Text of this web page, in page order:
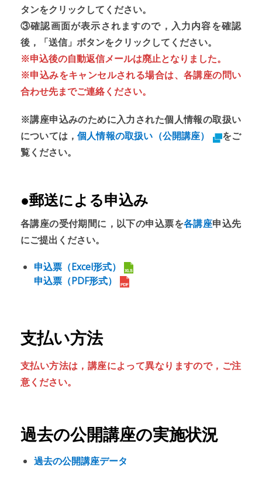
タンをクリックしてください。
③確認画面が表示されますので，入力内容を確認
後，「送信」ボタンをクリックしてください。
※申込後の自動返信メールは廃止となりました。
※申込みをキャンセルされる場合は、各講座の問い
合わせ先までご連絡ください。
※講座申込みのために入力された個人情報の取扱い
については，個人情報の取扱い（公開講座）
をご
覧ください。
●郵送による申込み
各講座の受付期間に，以下の申込票を各講座申込先
にご提出ください。
申込票（Excel形式）
申込票（PDF形式）
支払い方法
支払い方法は，講座によって異なりますので，ご注
意ください。
過去の公開講座の実施状況
過去の公開講座データ